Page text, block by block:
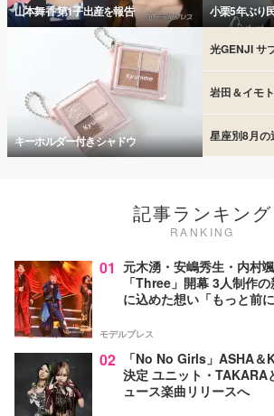
山本舞香 第1子出産を報告 小栗5年ぶり
キーホルダー付きシャドウ
光GENJI サ
岩田＆イモ
星座別8月
記事ランキング
RANKING
01 元木湧・安嶋秀生・内村
「Three」開幕 3人制作
に込めた想い「もっと前
モデルプレス
02
「No No Girls」ASHA＆
決定 ユニット・TAKARA
ュース楽曲リリースへ